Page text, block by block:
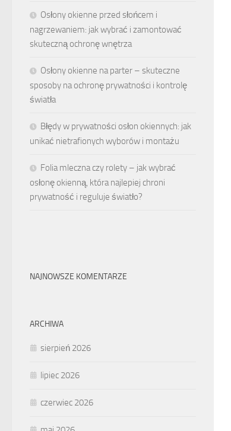
Osłony okienne przed słońcem i
nagrzewaniem: jak wybrać i zamontować
skuteczną ochronę wnętrza
Osłony okienne na parter – skuteczne
sposoby na ochronę prywatności i kontrolę
światła
Błędy w prywatności osłon okiennych: jak
unikać nietrafionych wyborów i montażu
Folia mleczna czy rolety – jak wybrać
osłonę okienną, która najlepiej chroni
prywatność i reguluje światło?
NAJNOWSZE KOMENTARZE
ARCHIWA
sierpień 2026
lipiec 2026
czerwiec 2026